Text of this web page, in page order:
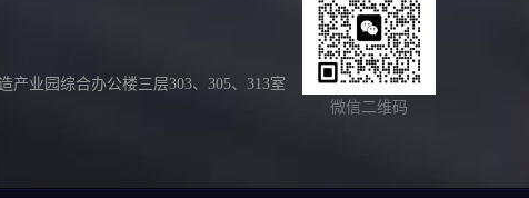
业园综合办公楼三层303、305、313室
微信二维码